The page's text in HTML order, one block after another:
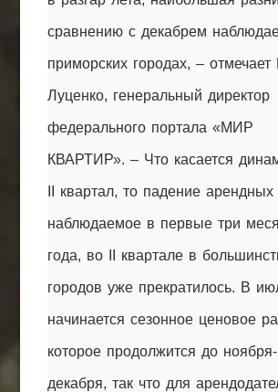
сравнению с декабрем
приморских городах, – отмечает
Луценко, генеральный директор
федерального портала «МИР
КВАРТИР». – Что касается
II квартал, то падение арендных
наблюдаемое в первые три
года, во II квартале в
городов уже прекратилось. В
начинается сезонное ценовое
которое продолжится до ноября-
декабря, так что для